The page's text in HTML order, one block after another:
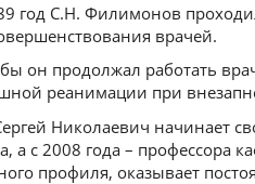
год С.Н. Филимонов
врачей.
он продолжал работать
реанимации при
Николаевич начинает
а с 2008 года –
профиля, оказывает